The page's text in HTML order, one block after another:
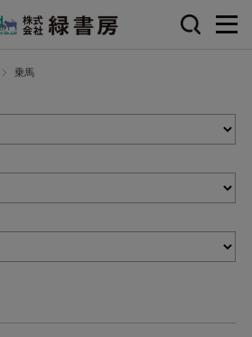
乗馬